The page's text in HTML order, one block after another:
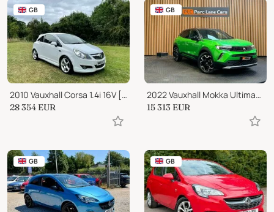
GB
2010 Vauxhall Corsa 1.4i 16V [100] SRi 3dr [AC]
28 354 EUR
GB
2022 Vauxhall Mokka Ultimate SUV
15 313 EUR
GB GB